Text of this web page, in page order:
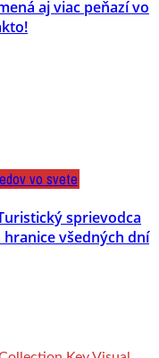
aj viac peňazí vo
vo svete
sprievodca
všedných dní